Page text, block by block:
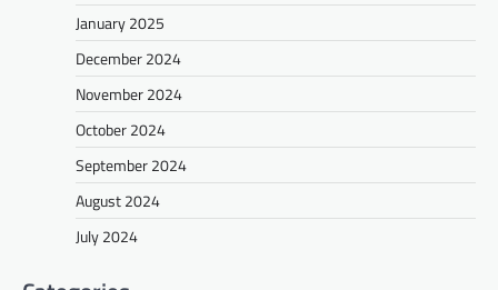
January 2025
December 2024
November 2024
October 2024
September 2024
August 2024
July 2024